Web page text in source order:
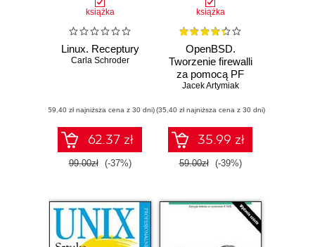
książka
Linux. Receptury
Carla Schroder
(59,40 zł najniższa cena z 30 dni)
62.37 zł
99.00zł (-37%)
książka
OpenBSD.
Tworzenie firewalli
za pomocą PF
Jacek Artymiak
(35,40 zł najniższa cena z 30 dni)
35.99 zł
59.00zł (-39%)